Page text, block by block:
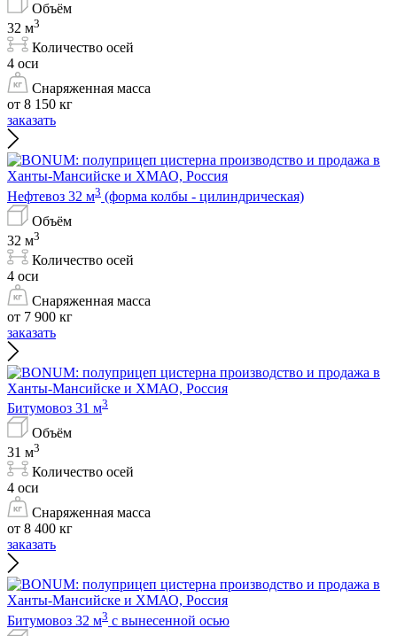
Объём
32 м3
Количество осей
4 оси
Снаряженная масса
от 8 150 кг
заказать
Нефтевоз 32 м3 (форма колбы - цилиндрическая)
Объём
32 м3
Количество осей
4 оси
Снаряженная масса
от 7 900 кг
заказать
Битумовоз 31 м3
Объём
31 м3
Количество осей
4 оси
Снаряженная масса
от 8 400 кг
заказать
Битумовоз 32 м3 с вынесенной осью